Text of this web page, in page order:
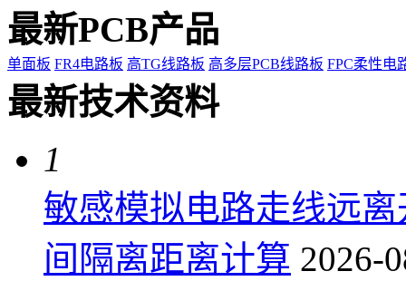
最新PCB产品
单面板 FR4电路板 高TG线路板 高多层PCB线路板 FPC柔性电
最新技术资料
1
敏感模拟电路走线远
间隔离距离计算 2026-